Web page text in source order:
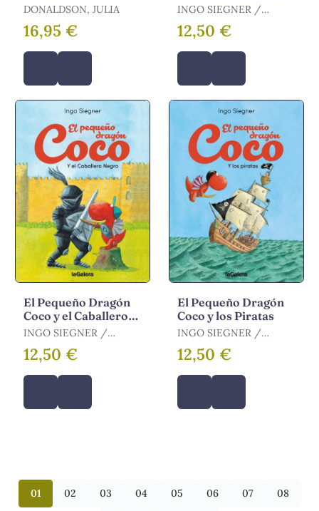
DONALDSON, JULIA
16,95 €
INGO SIEGNER /
SIEGNER, INGO
12,50 €
El Pequeño Dragón
Coco y el Caballero
Negro
INGO SIEGNER /
SIEGNER, INGO
12,50 €
El Pequeño Dragón
Coco y los Piratas
INGO SIEGNER /
SIEGNER, INGO
12,50 €
01 02 03 04 05 06 07 08